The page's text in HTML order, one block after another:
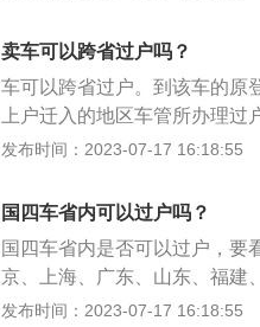
及原行驶证，并且会核发一个
准符合将迁入地区的排放标准
卖车可以跨省过户吗？
车可以跨省过户。到该车的原
上户迁入的地区车管所办理
时，会收回原号牌及原行驶证
辆所有权的转移，保障及保证
自机动车交付之日起三十日内
申请转移登记前，应当将涉及
毕。
发布时间：2023-07-17 16:18:55
国四车省内可以过户吗？
国四车省内是否可以过户，要
京、上海、广东、山东、福建
辆基本可以办理过户手续，当
发布时间：2023-07-17 16:18:55